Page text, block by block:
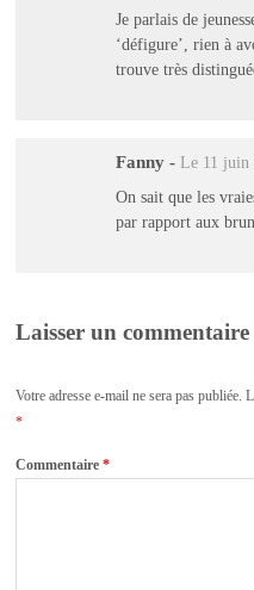
Je parlais de
‘défigure’, rien à
trouve très
Fanny - Le 11 juin
On sait que les
par rapport aux
Laisser un commentaire
Votre adresse e-mail ne sera pas publiée.
*
Commentaire*